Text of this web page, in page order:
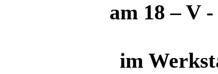
am 18 – V
im